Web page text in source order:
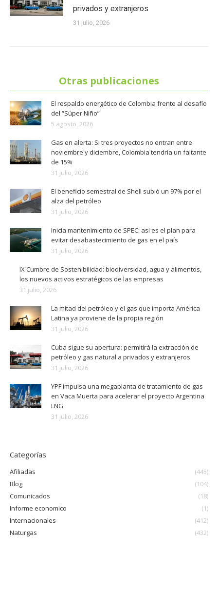
privados y extranjeros
31 julio, 2026
Otras publicaciones
El respaldo energético de Colombia frente al desafío
del “Súper Niño”
5 agosto, 2026
Gas en alerta: Si tres proyectos no entran entre
noviembre y diciembre, Colombia tendría un faltante
de 15%
31 julio, 2026
El beneficio semestral de Shell subió un 97% por el
alza del petróleo
31 julio, 2026
Inicia mantenimiento de SPEC: así es el plan para
evitar desabastecimiento de gas en el país
31 julio, 2026
IX Cumbre de Sostenibilidad: biodiversidad, agua y alimentos,
los nuevos activos estratégicos de las empresas
31 julio, 2026
La mitad del petróleo y el gas que importa América
Latina ya proviene de la propia región
31 julio, 2026
Cuba sigue su apertura: permitirá la extracción de
petróleo y gas natural a privados y extranjeros
31 julio, 2026
YPF impulsa una megaplanta de tratamiento de gas
en Vaca Muerta para acelerar el proyecto Argentina
LNG
31 julio, 2026
Categorías
Afiliadas
(445)
Blog
(104)
Comunicados
(18)
Informe economico
(1)
Internacionales
(412)
Naturgas
(432)